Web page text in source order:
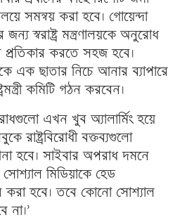
সমন্বয় করা হবে। গোয়েন্দা
স্বরাষ্ট্র মন্ত্রণালয়কে অনুরোধ
প্রতিকার করতে সহজ হবে।
এক ছাতার নিচে আনার ব্যাপারে
কমিটি গঠন করবেন।
এখন খুব অ্যালার্মিং হয়ে
রাষ্ট্রবিরোধী বক্তব্যগুলো
হবে। সাইবার অপরাধ দমনে
মিডিয়াকে হেড
করা হবে। তবে কোনো সোশ্যাল
না।’